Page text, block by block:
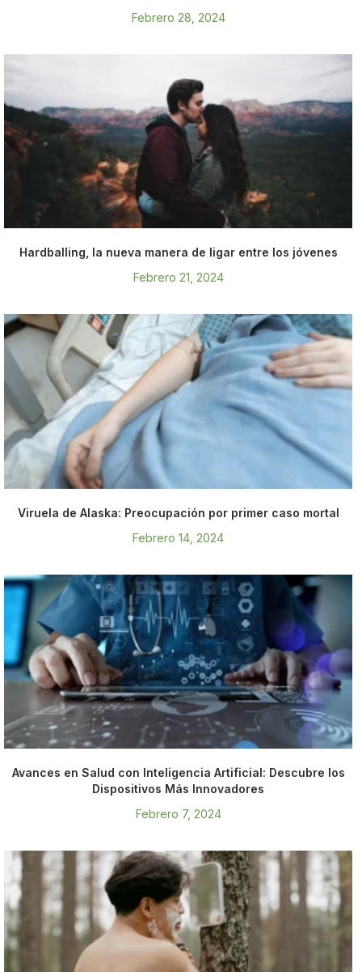
Febrero 28, 2024
Hardballing, la nueva manera de ligar entre los jóvenes
Febrero 21, 2024
Viruela de Alaska: Preocupación por primer caso mortal
Febrero 14, 2024
Avances en Salud con Inteligencia Artificial: Descubre los
Dispositivos Más Innovadores
Febrero 7, 2024